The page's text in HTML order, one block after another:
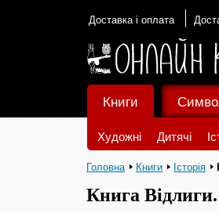
Доставка і оплата
Книги
Художні Дитячі
Головна Книги Історія
Книга